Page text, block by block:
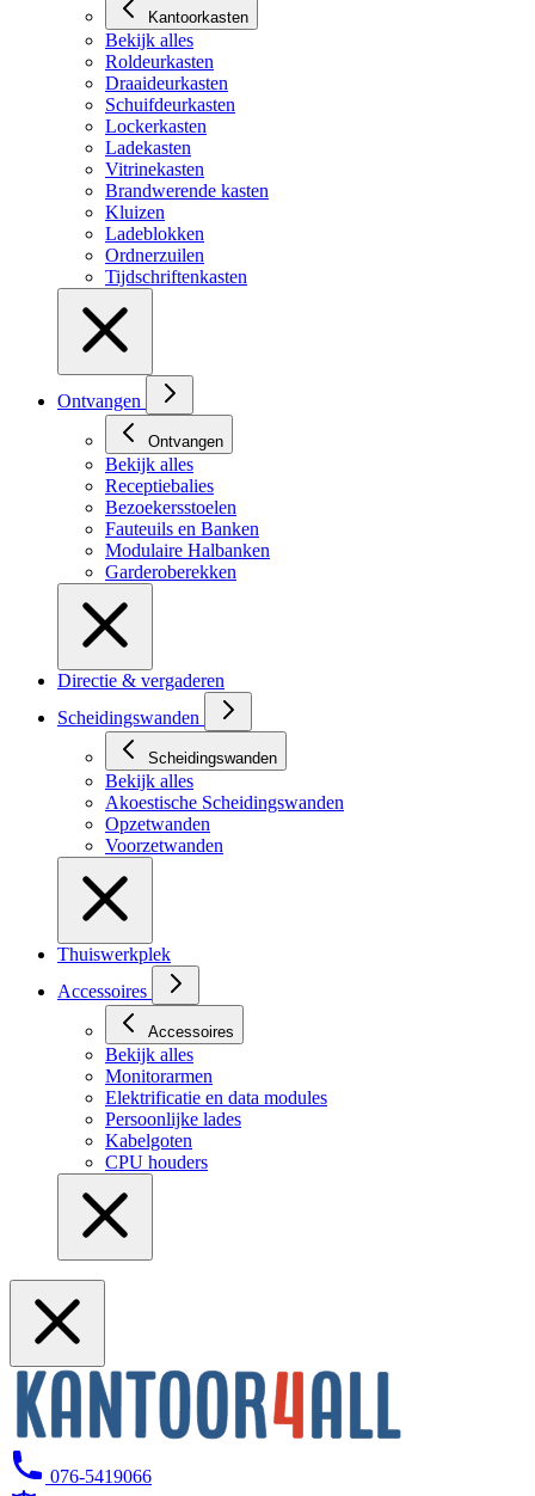
Kantoorkasten
Bekijk alles
Roldeurkasten
Draaideurkasten
Schuifdeurkasten
Lockerkasten
Ladekasten
Vitrinekasten
Brandwerende kasten
Kluizen
Ladeblokken
Ordnerzuilen
Tijdschriftenkasten
Ontvangen
Ontvangen
Bekijk alles
Receptiebalies
Bezoekersstoelen
Fauteuils en Banken
Modulaire Halbanken
Garderoberekken
Directie & vergaderen
Scheidingswanden
Scheidingswanden
Bekijk alles
Akoestische Scheidingswanden
Opzetwanden
Voorzetwanden
Thuiswerkplek
Accessoires
Accessoires
Bekijk alles
Monitorarmen
Elektrificatie en data modules
Persoonlijke lades
Kabelgoten
CPU houders
076-5419066